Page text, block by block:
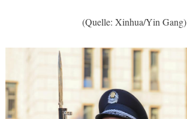
(Quelle: Xinhua/Yin Gang)